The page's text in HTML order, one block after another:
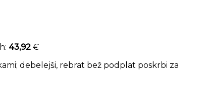
54,90 €.
je: 43,92 €.
43,92 €
debelejši, rebrat bež podplat poskrbi za